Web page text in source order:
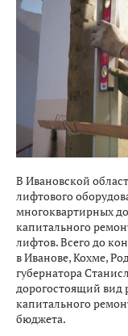
В Ивановской
лифтового
многоквартирных
капитального
лифтов. Всего до
в Иванове, Кохме,
губернатора
дорогостоящий вид
капитального
бюджета.